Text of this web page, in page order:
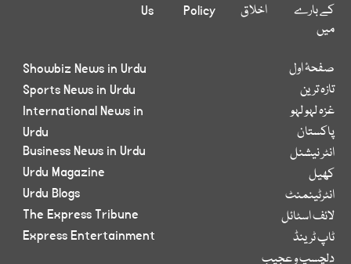
کے بارے
میں
اخلاق Policy
Us
صفحۂ اول
تازہ ترین
غزہ لہو لہو
پاکستان
انٹر نیشنل
کھیل
انٹرٹینمنٹ
لائف اسٹائل
ٹاپ ٹرینڈ
دلچسپ و عجیب
Showbiz News in Urdu
Sports News in Urdu
International News in
Urdu
Business News in Urdu
Urdu Magazine
Urdu Blogs
The Express Tribune
Express Entertainment